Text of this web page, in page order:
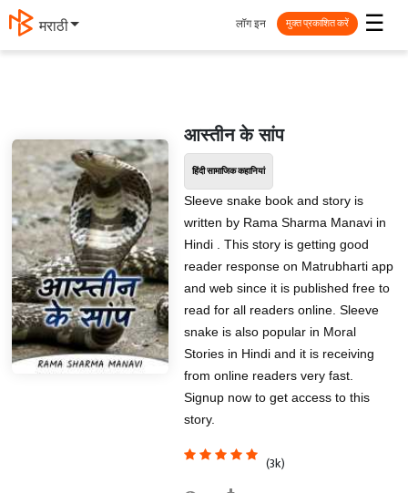
मराठी ☰
लॉग इन मुक्त प्रकाशित करें
आस्तीन के सांप
हिंदी सामाजिक कहानियां
Sleeve snake book and story is
written by Rama Sharma Manavi in
Hindi . This story is getting good
reader response on Matrubharti app
and web since it is published free to
read for all readers online. Sleeve
snake is also popular in Moral
Stories in Hindi and it is receiving
from online readers very fast.
Signup now to get access to this
story.
(3k)